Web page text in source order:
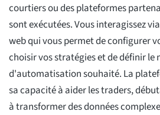
courtiers ou des plateformes
sont exécutées. Vous interagissez
web qui vous permet de configurer
choisir vos stratégies et de définir le
d'automatisation souhaité. La
sa capacité à aider les traders,
à transformer des données